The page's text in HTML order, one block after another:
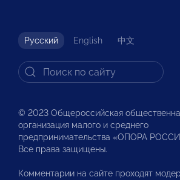
Русский English 中文
© 2023 Общероссийская
организация малого и среднего
предпринимательства «ОПОРА
Все права защищены.
Комментарии на сайте проходят